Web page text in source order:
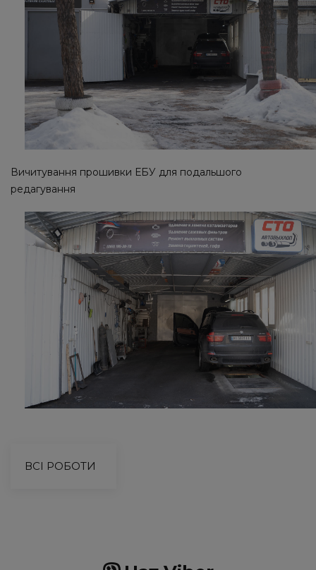
Вичитування прошивки ЕБУ для подальшого
редагування
ВСІ РОБОТИ